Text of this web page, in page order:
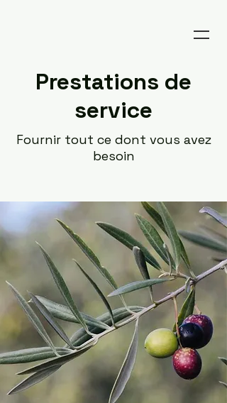
Prestations de
service
Fournir tout ce dont vous avez
besoin